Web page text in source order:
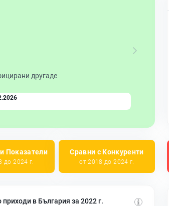
другаде
Показатели
до 2024 г.
Сравни с Конкуренти
от 2018 до 2024 г.
приходи в България за 2022 г.